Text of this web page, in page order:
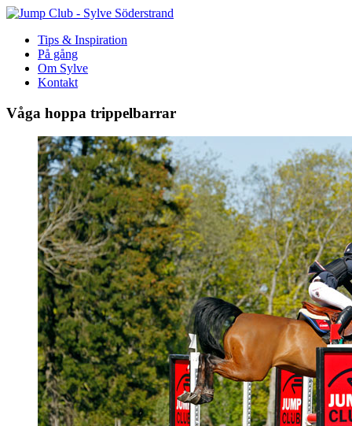
Tips & Inspiration
På gång
Om Sylve
Kontakt
Våga hoppa trippelbarrar